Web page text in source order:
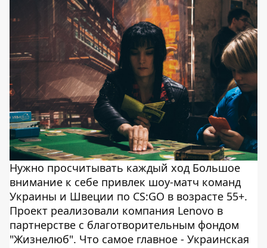
Нужно просчитывать каждый ход Большое
внимание к себе привлек шоу-матч команд
Украины и Швеции по CS:GO в возрасте 55+.
Проект реализовали компания Lenovo в
партнерстве с благотворительным фондом
"Жизнелюб". Что самое главное - Украинская